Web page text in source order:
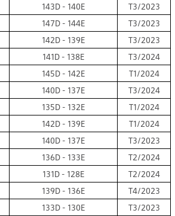
143D - 140E
T3/2023
147D - 144E
T3/2023
142D - 139E
T3/2023
141D - 138E
T3/2024
145D - 142E
T1/2024
140D - 137E
T3/2024
135D - 132E
T1/2024
142D - 139E
T1/2024
140D - 137E
T3/2023
136D - 133E
T2/2024
131D - 128E
T2/2024
139D - 136E
T4/2023
133D - 130E
T3/2023